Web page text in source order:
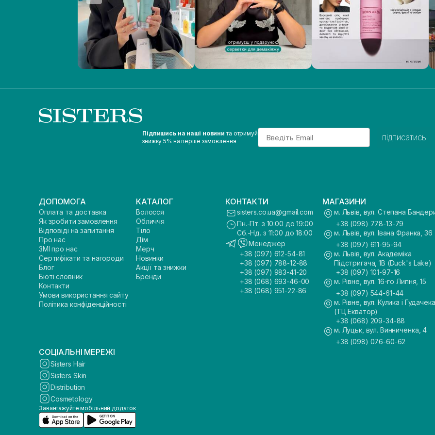
Підпишись на наші новини та отримуй
знижку 5% на перше замовлення
Email
підписатись
ДОПОМОГА
Оплата та доставка
Як зробити замовлення
Відповіді на запитання
Про нас
ЗМІ про нас
Сертифікати та нагороди
Блог
Бюті словник
Контакти
Умови використання сайту
Політика конфіденційності
КАТАЛОГ
Волосся
Обличчя
Тіло
Дім
Мерч
Новинки
Акції та знижки
Бренди
КОНТАКТИ
sisters.co.ua@gmail.com
Пн.-Пт. з 10:00 до 19:00
Сб.-Нд. з 11:00 до 18:00
Менеджер
+38 (097) 612-54-81
+38 (097) 788-12-88
+38 (097) 983-41-20
+38 (068) 693-46-00
+38 (068) 951-22-86
МАГАЗИНИ
м. Львів, вул. Степана
+38 (098) 778-13-79
м. Львів, вул. Івана Франка, 36
+38 (097) 611-95-94
м. Львів, вул. Академіка
Підстригача, 1В (Duck's Lake)
+38 (097) 101-97-16
м. Рівне, вул. 16-го Липня, 15
+38 (097) 544-61-44
м. Рівне, вул. Кулика і
(ТЦ Екватор)
+38 (068) 209-34-88
м. Луцьк, вул. Винниченка, 4
+38 (098) 076-60-62
СОЦІАЛЬНІ МЕРЕЖІ
Sisters Hair
Sisters Skin
Distribution
Cosmetology
Завантажуйте мобільний додаток